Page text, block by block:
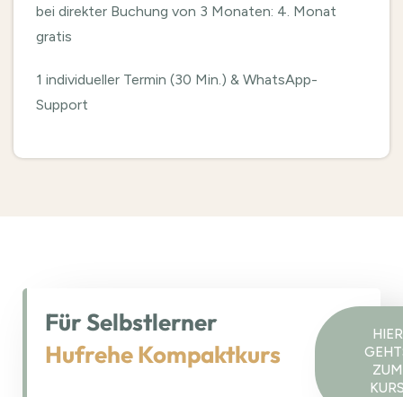
bei direkter Buchung von 3 Monaten: 4. Monat
gratis
1 individueller Termin (30 Min.) & WhatsApp-
Support
Für Selbstlerner
Hufrehe Kompaktkurs
HIER
ZUM